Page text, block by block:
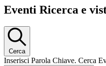
Eventi Ricerca e
Cerca
Inserisci Parola Chiave. Cerca